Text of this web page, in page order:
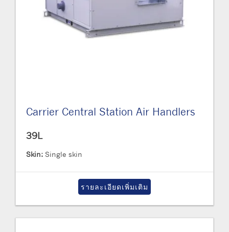
Carrier Central Station Air Handlers
39L
Skin: Single skin
รายละเอียดเพิ่มเติม